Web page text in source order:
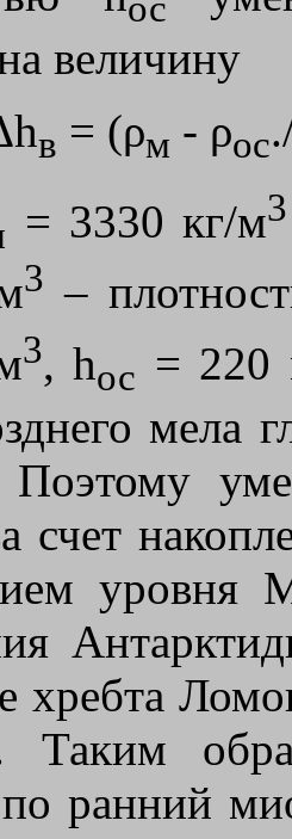
величину
в = (ρм - ρoc
= 3330 кг/м3
3 –
3, hос = 220
мела
счет
уровня
хребта
Таким
ранний